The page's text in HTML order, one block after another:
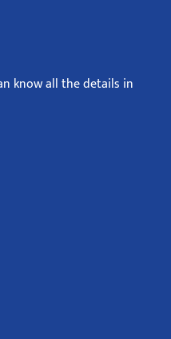
know all the details in